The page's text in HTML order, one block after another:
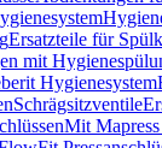
Ersatzteile für
mit
Hygienesystem
Schrägsitzventile
Mit Mapress